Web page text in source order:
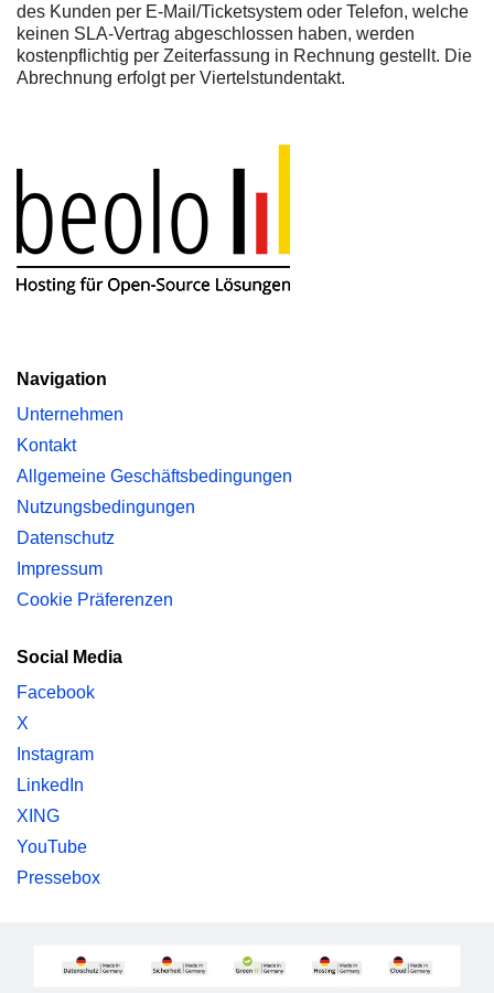
des Kunden per E-Mail/Ticketsystem oder Telefon, welche
keinen SLA-Vertrag abgeschlossen haben, werden
kostenpflichtig per Zeiterfassung in Rechnung gestellt. Die
Abrechnung erfolgt per Viertelstundentakt.
Navigation
Unternehmen
Kontakt
Allgemeine Geschäftsbedingungen
Nutzungsbedingungen
Datenschutz
Impressum
Cookie Präferenzen
Social Media
Facebook
X
Instagram
LinkedIn
XING
YouTube
Pressebox